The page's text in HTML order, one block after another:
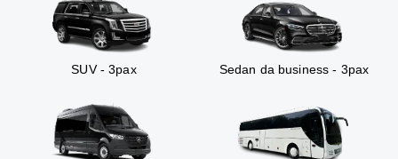
SUV - 3pax Sedan da business - 3pax